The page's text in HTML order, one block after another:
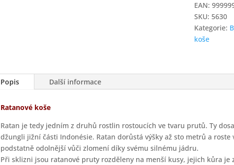
EAN:
SKU: 5630
Kategorie:
koše
Popis Další informace
Ratanové koše
Ratan je tedy jedním z druhů rostlin rostoucích ve tvaru prutů. Ty
džungli jižní části Indonésie. Ratan dorůstá výšky až sto metrů a
podstatně odolnější vůči zlomení díky svému silnému jádru.
Při sklizni jsou ratanové pruty rozděleny na menší kusy, jejich kůra je